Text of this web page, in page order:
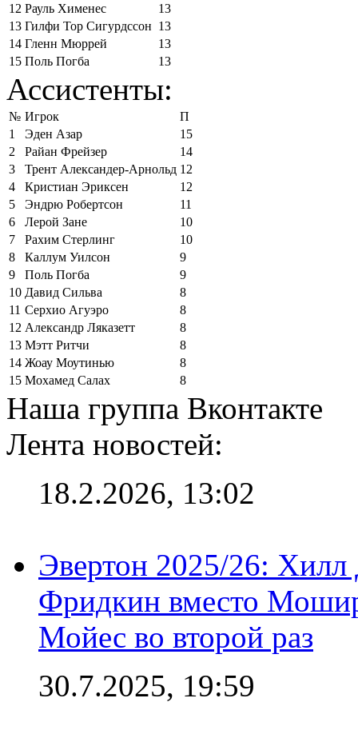
12 Рауль Хименес
13
13 Гилфи Тор Сигурдссон 13
14 Гленн Мюррей
13
15 Поль Погба 13
Ассистенты:
№ Игрок
П
1
Эден Азар
15
2
Райан Фрейзер
14
3
Трент Александер-Арнольд 12
4
Кристиан Эриксен
12
5
Эндрю Робертсон
11
6
Лерой Зане
10
7
Рахим Стерлинг
10
8
Каллум Уилсон
9
9
Поль Погба
9
10 Давид Сильва
8
11 Серхио Агуэро
8
12 Александр Ляказетт
8
13 Мэтт Ритчи
8
14 Жоау Моутинью
8
15 Мохамед Салах 8
Наша группа Вконтакте
Лента новостей:
18.2.2026, 13:02
Эвертон 2025/26:
Фридкин вместо
Мойес во второй раз
30.7.2025, 19:59